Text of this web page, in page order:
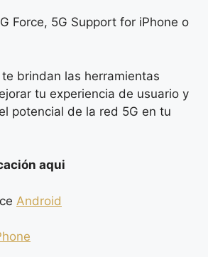
Force, 5G Support for iPhone o
brindan las herramientas
tu experiencia de usuario y
potencial de la red 5G en tu
aqui
Android